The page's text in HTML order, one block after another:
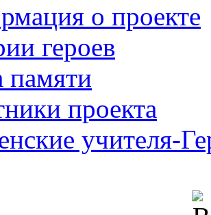
о проекте
героев
памяти
проекта
учителя-